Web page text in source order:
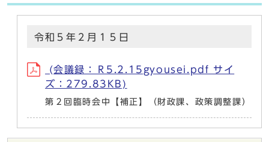
令和５年２月１５日
(会議録：Ｒ5.2.15gyousei.pdf サイ
ズ：279.83KB)
第２回臨時会中【補正】（財政課、政策調整課）